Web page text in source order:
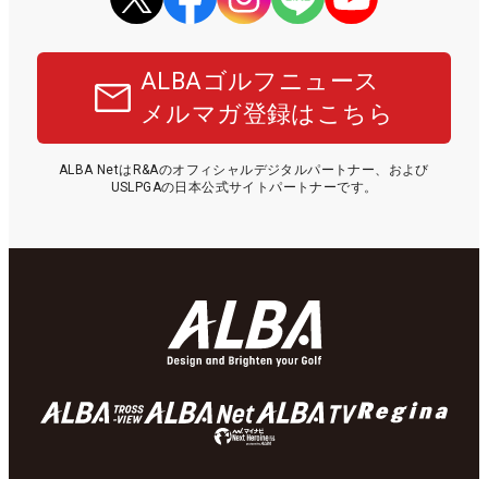
ALBAゴルフニュース
メルマガ登録はこちら
ALBA NetはR&Aのオフィシャルデジタルパートナー、および
USLPGAの日本公式サイトパートナーです。